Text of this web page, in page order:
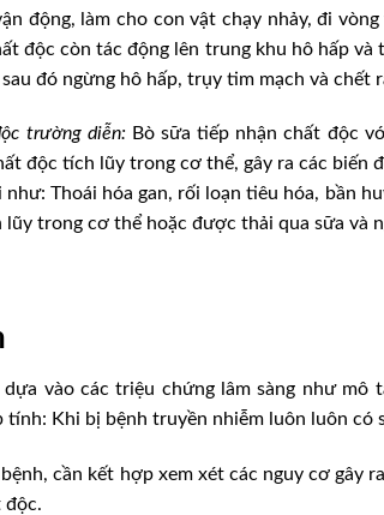
động, làm cho con vật chạy nhảy, đi
độc còn tác động lên trung khu hô hấp
đó ngừng hô hấp, trụy tim mạch và chết
trường diễn: Bò sữa tiếp nhận chất độc
độc tích lũy trong cơ thể, gây ra các biến
như: Thoái hóa gan, rối loạn tiêu hóa, bần
trong cơ thể hoặc được thải qua sữa và
dựa vào các triệu chứng lâm sàng như
tính: Khi bị bệnh truyền nhiễm luôn luôn có
cần kết hợp xem xét các nguy cơ gây
độc.